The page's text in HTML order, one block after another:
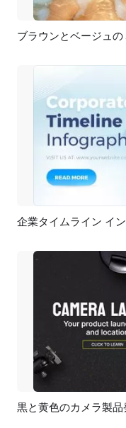
プレ
プレ
プレ
黒と黄色のカメラ製